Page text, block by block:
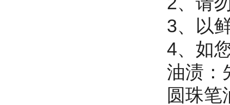
3、以
4、如
油渍：
圆珠笔